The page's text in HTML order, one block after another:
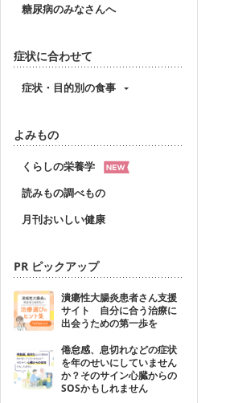
糖尿病のみなさんへ
症状に合わせて
症状・目的別の食事
よみもの
くらしの栄養学
読みもの調べもの
月刊おいしい健康
PR ピックアップ
潰瘍性大腸炎患者さん支援
サイト 自分に合う治療に
出会うための第一歩を
倦怠感、息切れなどの症状
を年のせいにしていません
か？そのサイン心臓からの
SOSかもしれません